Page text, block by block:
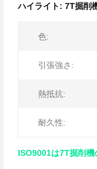
ハイライト: 7T掘削
色:
引張強さ:
熱抵抗:
耐久性:
ISO9001は7T掘削